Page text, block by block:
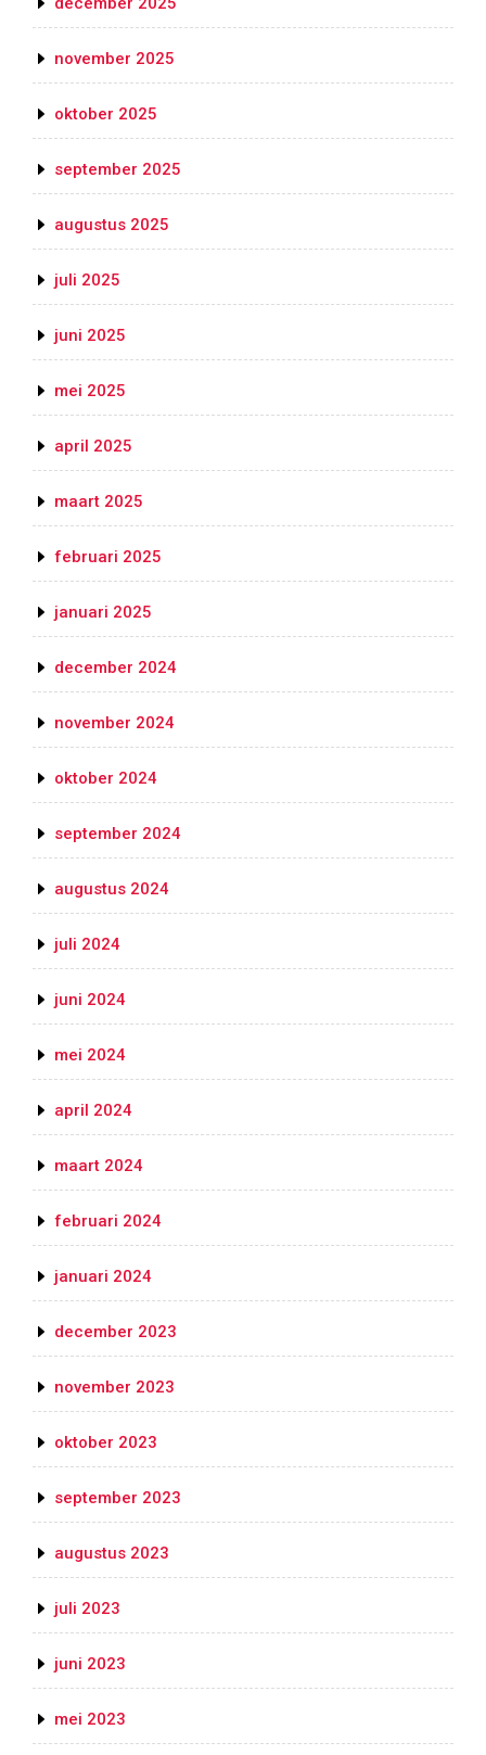
november 2025
oktober 2025
september 2025
augustus 2025
juli 2025
juni 2025
mei 2025
april 2025
maart 2025
februari 2025
januari 2025
december 2024
november 2024
oktober 2024
september 2024
augustus 2024
juli 2024
juni 2024
mei 2024
april 2024
maart 2024
februari 2024
januari 2024
december 2023
november 2023
oktober 2023
september 2023
augustus 2023
juli 2023
juni 2023
mei 2023